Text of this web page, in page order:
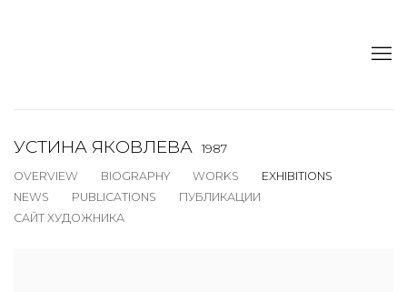
УСТИНА ЯКОВЛЕВА
1987
OVERVIEW
BIOGRAPHY WORKS
EXHIBITIONS
NEWS
PUBLICATIONS
ПУБЛИКАЦИИ
САЙТ ХУДОЖНИКА